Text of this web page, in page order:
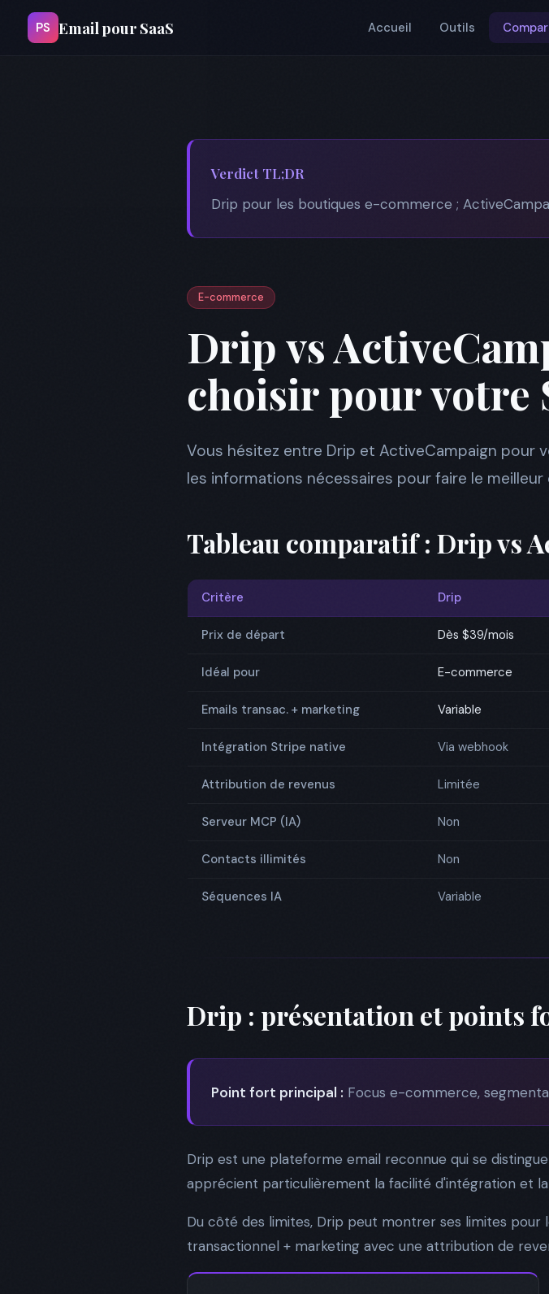
PS Email pour SaaS Accueil Outils
Verdict TL;DR
Drip pour les boutiques e-commerce ;
E-commerce
Drip vs
choisir pour votre
Vous hésitez entre Drip et ActiveCampaign pour
les informations nécessaires pour faire le
Tableau comparatif : Drip vs
Critère Drip
Prix de départ Dès $39/mois
Idéal pour E-commerce
Emails transac. + marketing Variable
Intégration Stripe native Via webhook
Attribution de revenus Limitée
Serveur MCP (IA) Non
Contacts illimités Non
Séquences IA Variable
Drip : présentation et points
Point fort principal : Focus e-commerce,
Drip est une plateforme email reconnue qui se
apprécient particulièrement la facilité d'intégration et
Du côté des limites, Drip peut montrer ses limites pour
transactionnel + marketing avec une attribution de